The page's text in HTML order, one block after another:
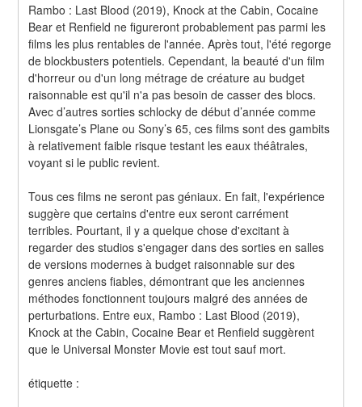
Rambo : Last Blood (2019), Knock at the Cabin, Cocaine
Bear et Renfield ne figureront probablement pas parmi les
films les plus rentables de l'année. Après tout, l'été regorge
de blockbusters potentiels. Cependant, la beauté d'un film
d'horreur ou d'un long métrage de créature au budget
raisonnable est qu'il n'a pas besoin de casser des blocs.
Avec d’autres sorties schlocky de début d’année comme
Lionsgate’s Plane ou Sony’s 65, ces films sont des gambits
à relativement faible risque testant les eaux théâtrales,
voyant si le public revient.
Tous ces films ne seront pas géniaux. En fait, l'expérience
suggère que certains d'entre eux seront carrément
terribles. Pourtant, il y a quelque chose d'excitant à
regarder des studios s'engager dans des sorties en salles
de versions modernes à budget raisonnable sur des
genres anciens fiables, démontrant que les anciennes
méthodes fonctionnent toujours malgré des années de
perturbations. Entre eux, Rambo : Last Blood (2019),
Knock at the Cabin, Cocaine Bear et Renfield suggèrent
que le Universal Monster Movie est tout sauf mort.
étiquette :